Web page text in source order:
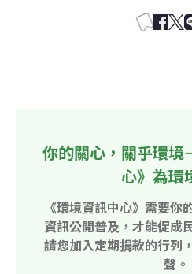
你的關心，關乎環
心》為環
《環境資訊中心》需要你
資訊公開普及，才能促成
請您加入定期捐款的行列
聲。